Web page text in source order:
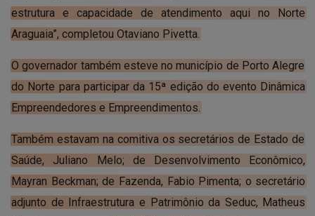
estrutura e capacidade de atendimento aqui no Norte
Araguaia”, completou Otaviano Pivetta.
O governador também esteve no município de Porto Alegre
do Norte para participar da 15ª edição do evento Dinâmica
Empreendedores e Empreendimentos.
Também estavam na comitiva os secretários de Estado de
Saúde, Juliano Melo; de Desenvolvimento Econômico,
Mayran Beckman; de Fazenda, Fabio Pimenta; o secretário
adjunto de Infraestrutura e Patrimônio da Seduc, Matheus